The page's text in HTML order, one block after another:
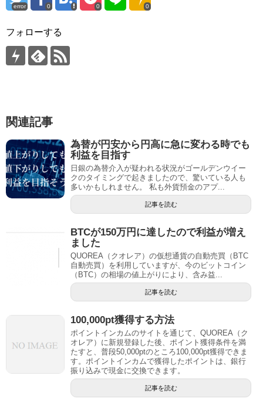
error 0 0 0
フォローする
関連記事
為替が円安から円高に急に変わる時でも
利益を目指す
日銀の為替介入が疑われる状況がゴールデンウイー
クのタイミングで起きましたので、驚いている人も
多いかもしれません。 私も外貨預金のアプ...
記事を読む
BTCが150万円に達したので利益が増え
ました
QUOREA（クオレア）の仮想通貨の自動売買（BTC
自動売買）を利用していますが、今のビットコイン
（BTC）の相場の値上がりにより、含み益...
記事を読む
100,000pt獲得する方法
ポイントインカムのサイトを通じて、QUOREA（ク
オレア）に新規登録した後、ポイント獲得条件を満
たすと、普段50,000ptのところ100,000pt獲得できま
す。ポイントインカムで獲得したポイントは、銀行
振り込みで現金に交換できます。
記事を読む